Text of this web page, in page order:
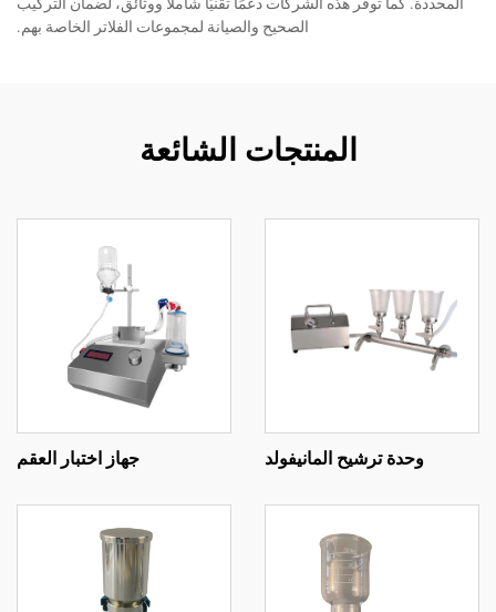
الصحيح والصيانة لمجموعات الفلاتر الخاصة بهم.
المنتجات الشائعة
وحدة ترشيح المانيفولد جهاز اختبار العقم